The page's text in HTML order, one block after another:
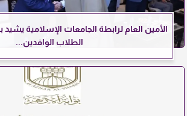
الأمين العام لرابطة الجامعات الإسلامية يشيد
الطلاب الوافدين...